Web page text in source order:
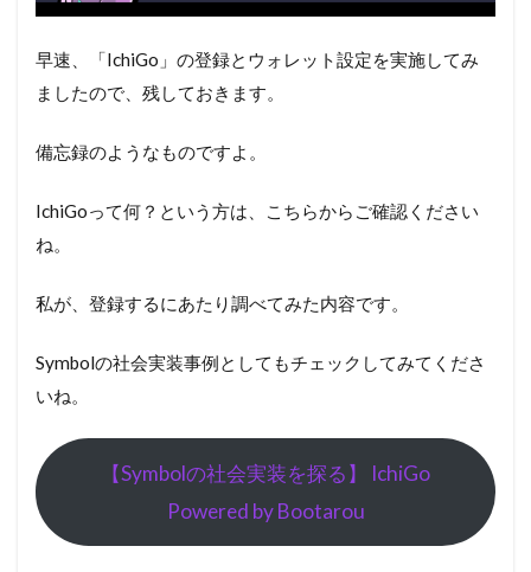
早速、「IchiGo」の登録とウォレット設定を実施してみ
ましたので、残しておきます。
備忘録のようなものですよ。
IchiGoって何？という方は、こちらからご確認ください
ね。
私が、登録するにあたり調べてみた内容です。
Symbolの社会実装事例としてもチェックしてみてくださ
いね。
【Symbolの社会実装を探る】 IchiGo
Powered by Bootarou